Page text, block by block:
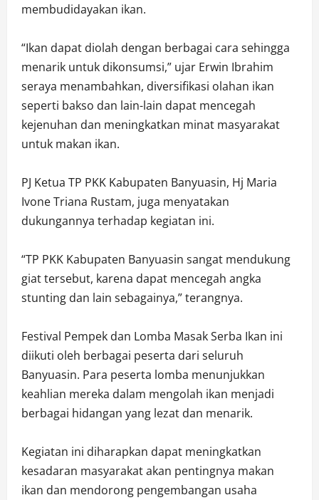
membudidayakan ikan.
“Ikan dapat diolah dengan berbagai cara sehingga
menarik untuk dikonsumsi,” ujar Erwin Ibrahim
seraya menambahkan, diversifikasi olahan ikan
seperti bakso dan lain-lain dapat mencegah
kejenuhan dan meningkatkan minat masyarakat
untuk makan ikan.
PJ Ketua TP PKK Kabupaten Banyuasin, Hj Maria
Ivone Triana Rustam, juga menyatakan
dukungannya terhadap kegiatan ini.
“TP PKK Kabupaten Banyuasin sangat mendukung
giat tersebut, karena dapat mencegah angka
stunting dan lain sebagainya,” terangnya.
Festival Pempek dan Lomba Masak Serba Ikan ini
diikuti oleh berbagai peserta dari seluruh
Banyuasin. Para peserta lomba menunjukkan
keahlian mereka dalam mengolah ikan menjadi
berbagai hidangan yang lezat dan menarik.
Kegiatan ini diharapkan dapat meningkatkan
kesadaran masyarakat akan pentingnya makan
ikan dan mendorong pengembangan usaha